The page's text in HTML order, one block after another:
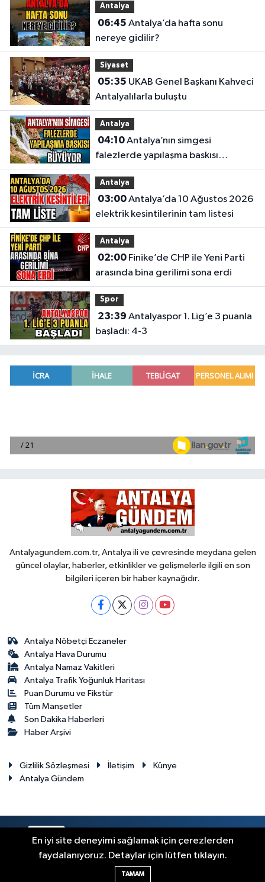
Antalya
06:45
nereye gidilir?
Siyaset
05:35
Antalyalılarla buluştu
Antalya
04:10Antalya’nın simgesi
falezlerde yapılaşma baskısı
büyüyor
Antalya
03:00Antalya’da 10 Ağustos 2026
elektrik kesintilerinin tam listesi
Antalya
02:00Finike’de CHP ile Yeni Parti
arasında bina gerilimi sona erdi
Spor
23:39
başladı: 4-3
Antalyagundem.com.tr, Antalya ili ve çevresinde meydana gelen
güncel olaylar, haberler, etkinlikler ve gelişmelerle ilgili en son
bilgileri içeren bir haber kaynağıdır.
Antalya Nöbetçi Eczaneler
Antalya Hava Durumu
Antalya Namaz Vakitleri
Antalya Trafik Yoğunluk Haritası
Puan Durumu ve Fikstür
Tüm Manşetler
Son Dakika Haberleri
Haber Arşivi
Gizlilik Sözleşmesi İletişim
Künye
Antalya Gündem
Haber Yazılımı:
En iyi site deneyimi sağlamak için çerezlerden
faydalanıyoruz. Detaylar için lütfen tıklayın.
TAMAM